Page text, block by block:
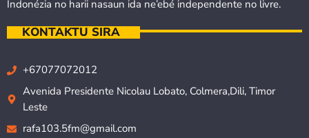
Indonézia no harii nasaun ida ne’ebé independente no livre.
KONTAKTU SIRA
+67077072012
Avenida Presidente Nicolau Lobato, Colmera,Dili, Timor
Leste
rafa103.5fm@gmail.com